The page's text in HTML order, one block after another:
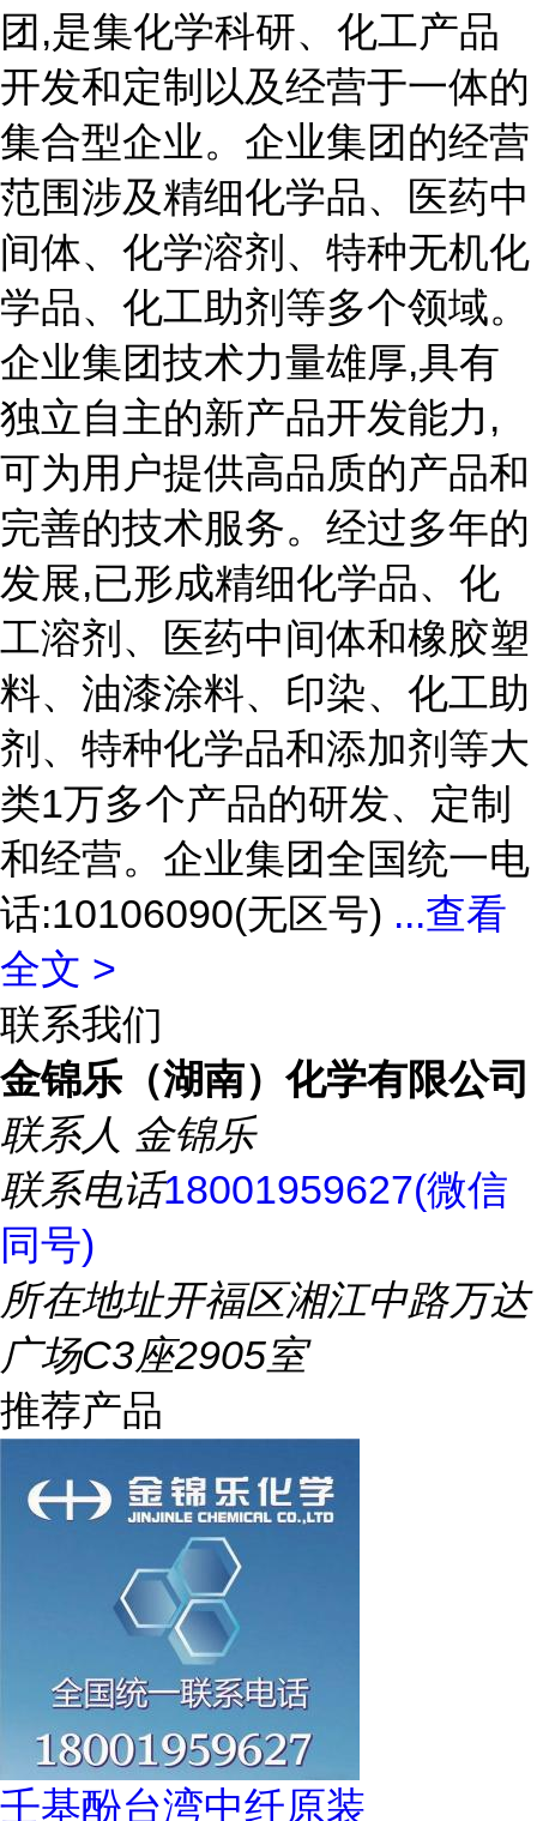
团,是集化学科研、化工产品
开发和定制以及经营于一体的
集合型企业。企业集团的经营
范围涉及精细化学品、医药中
间体、化学溶剂、特种无机化
学品、化工助剂等多个领域。
企业集团技术力量雄厚,具有
独立自主的新产品开发能力,
可为用户提供高品质的产品和
完善的技术服务。经过多年的
发展,已形成精细化学品、化
工溶剂、医药中间体和橡胶塑
料、油漆涂料、印染、化工助
剂、特种化学品和添加剂等大
类1万多个产品的研发、定制
和经营。企业集团全国统一电
话:10106090(无区号) ...查看
全文 >
联系我们
金锦乐（湖南）化学有限公司
联系人 金锦乐
联系电话18001959627(微信
同号)
所在地址开福区湘江中路万达
广场C3座2905室
推荐产品
壬基酚台湾中纤原装